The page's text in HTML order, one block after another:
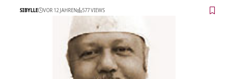
SIBYLLE VOR 12 JAHREN 577 VIEWS